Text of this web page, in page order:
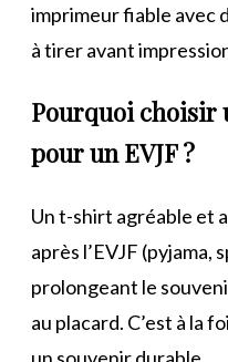
imprimeur fiable avec
à tirer avant
Pourquoi
pour un EVJF ?
Un t-shirt agréable et
après l’EVJF
prolongeant le
au placard. C’est à la